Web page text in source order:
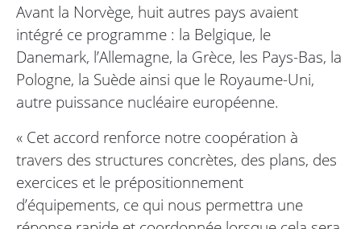
Avant la Norvège, huit autres pays avaient
intégré ce programme : la Belgique, le
Danemark, l’Allemagne, la Grèce, les Pays-Bas, la
Pologne, la Suède ainsi que le Royaume-Uni,
autre puissance nucléaire européenne.
« Cet accord renforce notre coopération à
travers des structures concrètes, des plans, des
exercices et le prépositionnement
d’équipements, ce qui nous permettra une